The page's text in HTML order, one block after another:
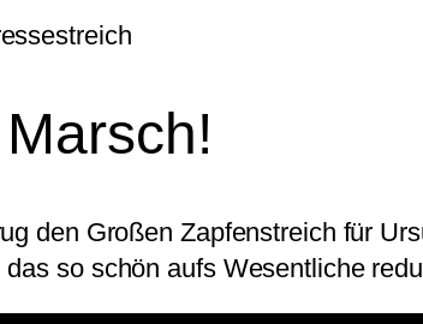
den Großen Zapfenstreich für
so schön aufs Wesentliche